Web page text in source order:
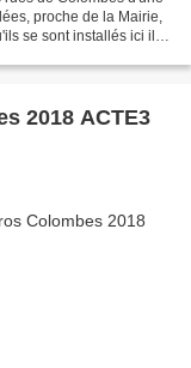
proche de la Mairie,
se sont installés ici il y
2018 ACTE3